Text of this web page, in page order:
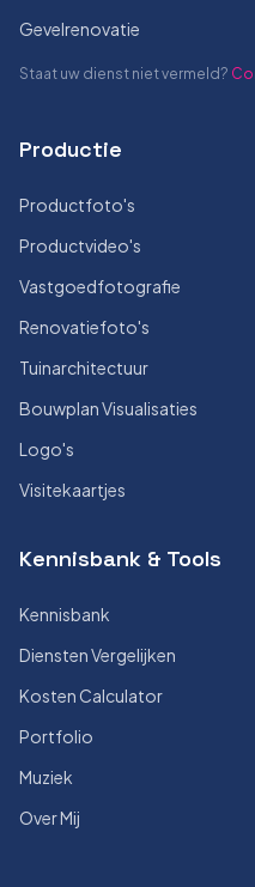
Gevelrenovatie
Staat uw dienst niet vermeld?
Productie
Productfoto's
Productvideo's
Vastgoedfotografie
Renovatiefoto's
Tuinarchitectuur
Bouwplan Visualisaties
Logo's
Visitekaartjes
Kennisbank & Tools
Kennisbank
Diensten Vergelijken
Kosten Calculator
Portfolio
Muziek
Over Mij